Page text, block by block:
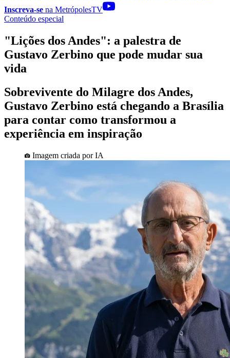
Inscreva-se na MetrópolesTV
Conteúdo especial
"Lições dos Andes": a palestra de
Gustavo Zerbino que pode mudar sua
vida
Sobrevivente do Milagre dos Andes,
Gustavo Zerbino está chegando a Brasília
para contar como transformou a
experiência em inspiração
Imagem criada por IA